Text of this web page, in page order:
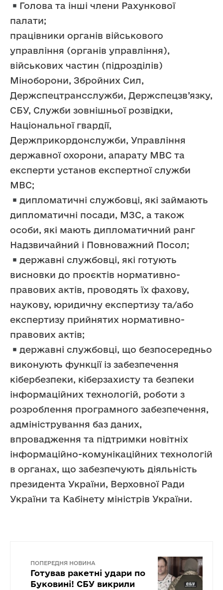
Голова та інші члени Рахункової
палати;
працівники органів військового
управління (органів управління),
військових частин (підрозділів)
Міноборони, Збройних Сил,
Держспецтрансслужби, Держспецзв’язку,
СБУ, Служби зовнішньої розвідки,
Національної гвардії,
Держприкордонслужби, Управління
державної охорони, апарату МВС та
експерти установ експертної служби
МВС;
дипломатичні службовці, які займають
дипломатичні посади, МЗС, а також
особи, які мають дипломатичний ранг
Надзвичайний і Повноважний Посол;
державні службовці, які готують
висновки до проєктів нормативно-
правових актів, проводять їх фахову,
наукову, юридичну експертизу та/або
експертизу прийнятих нормативно-
правових актів;
державні службовці, що безпосередньо
виконують функції із забезпечення
кібербезпеки, кіберзахисту та безпеки
інформаційних технологій, роботи з
розроблення програмного забезпечення,
адміністрування баз даних,
впровадження та підтримки новітніх
інформаційно-комунікаційних технологій
в органах, що забезпечують діяльність
президента України, Верховної Ради
України та Кабінету міністрів України.
ПОПЕРЕДНЯ НОВИНА
Готував ракетні удари по
Буковині! СБУ викрили